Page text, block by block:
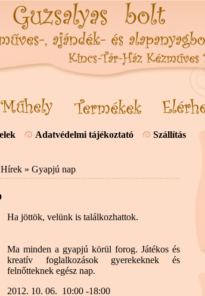
Adatvédelmi tájékoztató Szállítás
Hírek » Gyapjú nap
Ha jöttök, velünk is találkozhattok.
Ma minden a gyapjú körül forog. Játékos és
kreatív foglalkozások gyerekeknek és
felnőtteknek egész nap.
2012. 10. 06. 10:00 -18:00